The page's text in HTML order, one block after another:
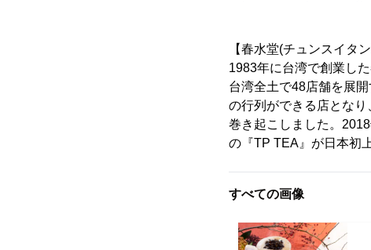
【春水堂(チュンスイタン
1983年に台湾で創業し
台湾全土で48店舗を展
の行列ができる店となり
巻き起こしました。
の『TP TEA』が日本初
すべての画像